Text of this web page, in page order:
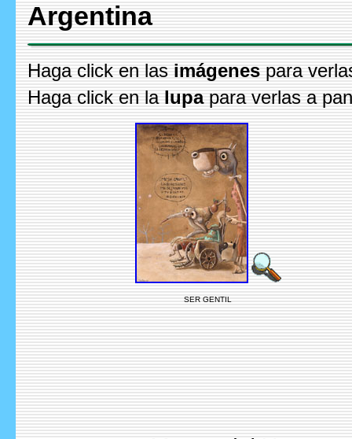
Argentina
Haga click en las imágenes para
Haga click en la lupapara verlas a
SER GENTIL